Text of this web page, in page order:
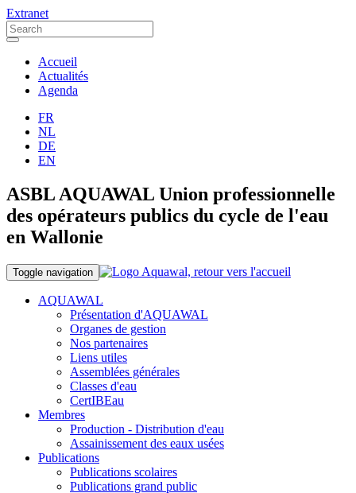
Extranet
Accueil
Actualités
Agenda
FR
NL
DE
EN
ASBL AQUAWAL Union professionnelle
des opérateurs publics du cycle de l'eau
en Wallonie
Toggle navigation
AQUAWAL
Présentation d'AQUAWAL
Organes de gestion
Nos partenaires
Liens utiles
Assemblées générales
Classes d'eau
CertIBEau
Membres
Production - Distribution d'eau
Assainissement des eaux usées
Publications
Publications scolaires
Publications grand public